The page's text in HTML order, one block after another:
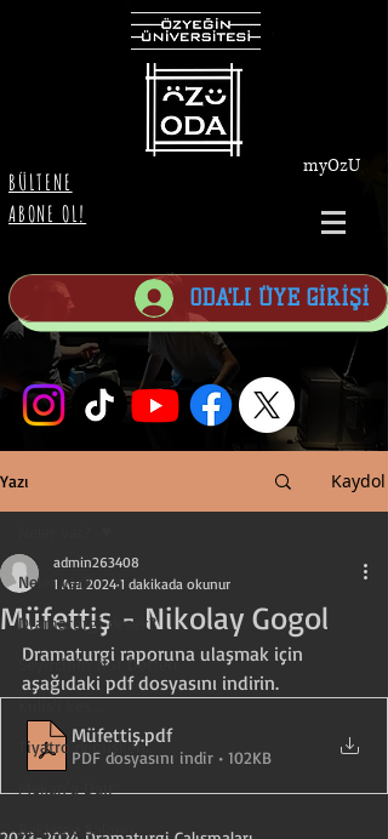
BÜLTENE
ABONE OL!
myOzU
ODA'LI ÜYE GİRİŞİ
Yazı Kaydol
Neler var?
Dramaturgi desek?
Seyircinin Not Defteri
Kulis'i kes...
Tiyatro demişken...
Bekleme Salonu
Müfettiş - Nikolay Gogol
admin263408
1 Ara 2024 1 dakikada okunur
Dramaturgi raporuna ulaşmak için
aşağıdaki pdf dosyasını indirin.
Müfettiş.pdf
PDF dosyasını indir • 102KB